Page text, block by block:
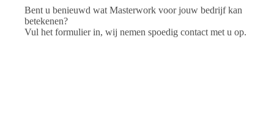
Bent u benieuwd wat Masterwork voor jouw bedrijf kan
betekenen?
Vul het formulier in, wij nemen spoedig contact met u op.